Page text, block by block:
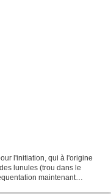
l'initiation, qui à l'origine
lunules (trou dans le
maintenant